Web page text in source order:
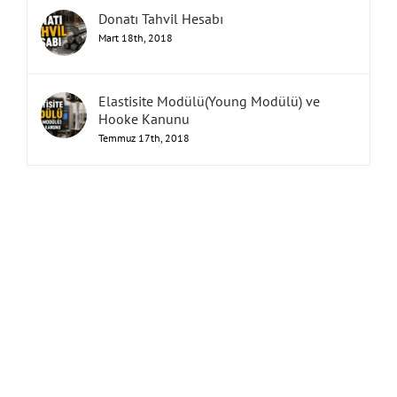
Donatı Tahvil Hesabı
Mart 18th, 2018
Elastisite Modülü(Young Modülü) ve
Hooke Kanunu
Temmuz 17th, 2018